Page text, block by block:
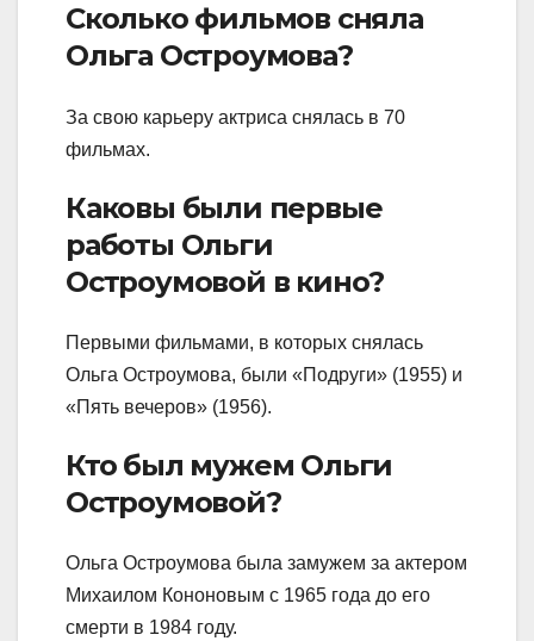
Сколько фильмов сняла
Ольга Остроумова?
За свою карьеру актриса снялась в 70
фильмах.
Каковы были первые
работы Ольги
Остроумовой в кино?
Первыми фильмами, в которых снялась
Ольга Остроумова, были «Подруги» (1955) и
«Пять вечеров» (1956).
Кто был мужем Ольги
Остроумовой?
Ольга Остроумова была замужем за актером
Михаилом Кононовым с 1965 года до его
смерти в 1984 году.